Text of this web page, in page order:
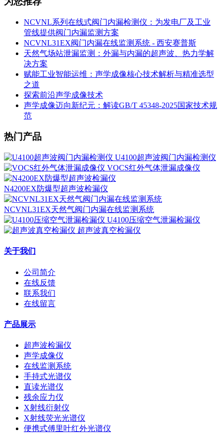
NCVNL系列在线式阀门内漏检测仪：为发电厂及工业
管线提供阀门内漏监测方案
NCVNL31EX阀门内漏在线监测系统 - 西安赛普斯
天然气场站泄漏监测：外漏与内漏的超声波、热力学解
决方案
赋能工业智能运维：声学成像核心技术解析与精准选型
之道
探索前沿声学成像技术
声学成像迈向新纪元：解读GB/T 45348-2025国家技术规
范
热门产品
U4100超声波阀门内漏检测仪
VOCS红外气体泄漏成像仪
N4200EX防爆型超声波检漏仪
NCVNL31EX天然气阀门内漏在线监测系统
U4100压缩空气泄漏检漏仪
超声波真空检漏仪
关于我们
公司简介
在线反馈
联系我们
在线留言
产品展示
超声波检漏仪
声学成像仪
在线监测系统
手持式光谱仪
直读光谱仪
残余应力仪
X射线衍射仪
X射线荧光光谱仪
便携式傅里叶红外光谱仪